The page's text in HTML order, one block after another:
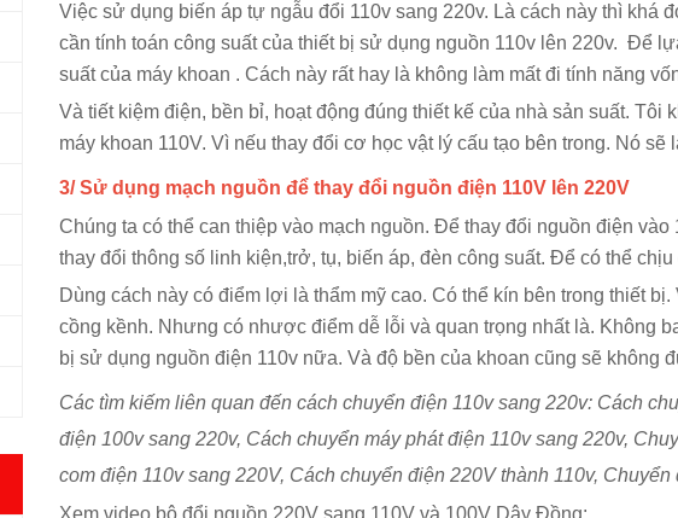
Việc sử dụng biến áp tự ngẫu đổi 110v sang 220v. Là cách này thì khá
cần tính toán công suất của thiết bị sử dụng nguồn 110v lên 220v. Để
suất của máy khoan . Cách này rất hay là không làm mất đi tính năng
Và tiết kiệm điện, bền bỉ, hoạt động đúng thiết kế của nhà sản suất. Tôi
máy khoan 110V. Vì nếu thay đổi cơ học vật lý cấu tạo bên trong. Nó sẽ
3/ Sử dụng mạch nguồn để thay đổi nguồn điện 110V lên 220V
Chúng ta có thể can thiệp vào mạch nguồn. Để thay đổi nguồn điện
thay đổi thông số linh kiện,trở, tụ, biến áp, đèn công suất. Để có thể
Dùng cách này có điểm lợi là thẩm mỹ cao. Có thể kín bên trong thiết
cồng kềnh. Nhưng có nhược điểm dễ lỗi và quan trọng nhất là. Không
bị sử dụng nguồn điện 110v nữa. Và độ bền của khoan cũng sẽ không
Các tìm kiếm liên quan đến cách chuyển điện 110v sang 220v: Cách
điện 100v sang 220v, Cách chuyển máy phát điện 110v sang 220v,
com điện 110v sang 220V, Cách chuyển điện 220V thành 110v,
Xem video bộ đổi nguồn 220V sang 110V và 100V Dây Đồng: